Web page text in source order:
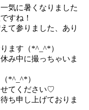
気に暑くなりました
すね！
て参りました、あり
ます（*^_^*）
み中に撮っちゃいま
*^_^*）
せてください♡
ち申し上げておりま